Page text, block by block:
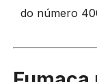
do número